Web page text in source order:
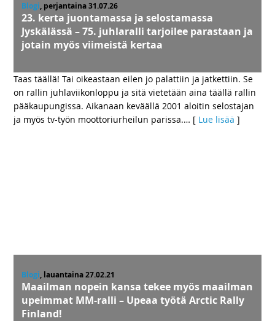
Blogi, perjantaina 31.07.26
23. kerta juontamassa ja selostamassa
Jyskälässä – 75. juhlaralli tarjoilee parastaan ja
jotain myös viimeistä kertaa
Taas täällä! Tai oikeastaan eilen jo palattiin ja jatkettiin. Se
on rallin juhlaviikonloppu ja sitä vietetään aina täällä rallin
pääkaupungissa. Aikanaan keväällä 2001 aloitin selostajan
ja myös tv-työn moottoriurheilun parissa.… [ Lue lisää ]
Blogi, lauantaina 27.02.21
Maailman nopein kansa tekee myös maailman
upeimmat MM-ralli – Upeaa työtä Arctic Rally
Finland!